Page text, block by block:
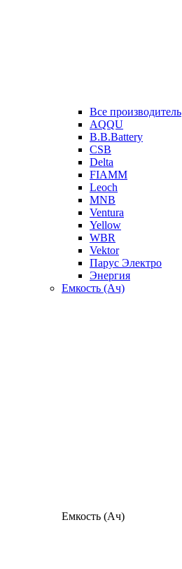
Все производитель
AQQU
B.B.Battery
CSB
Delta
FIAMM
Leoch
MNB
Ventura
Yellow
WBR
Vektor
Парус Электро
Энергия
Емкость (Ач)
Емкость (Ач)